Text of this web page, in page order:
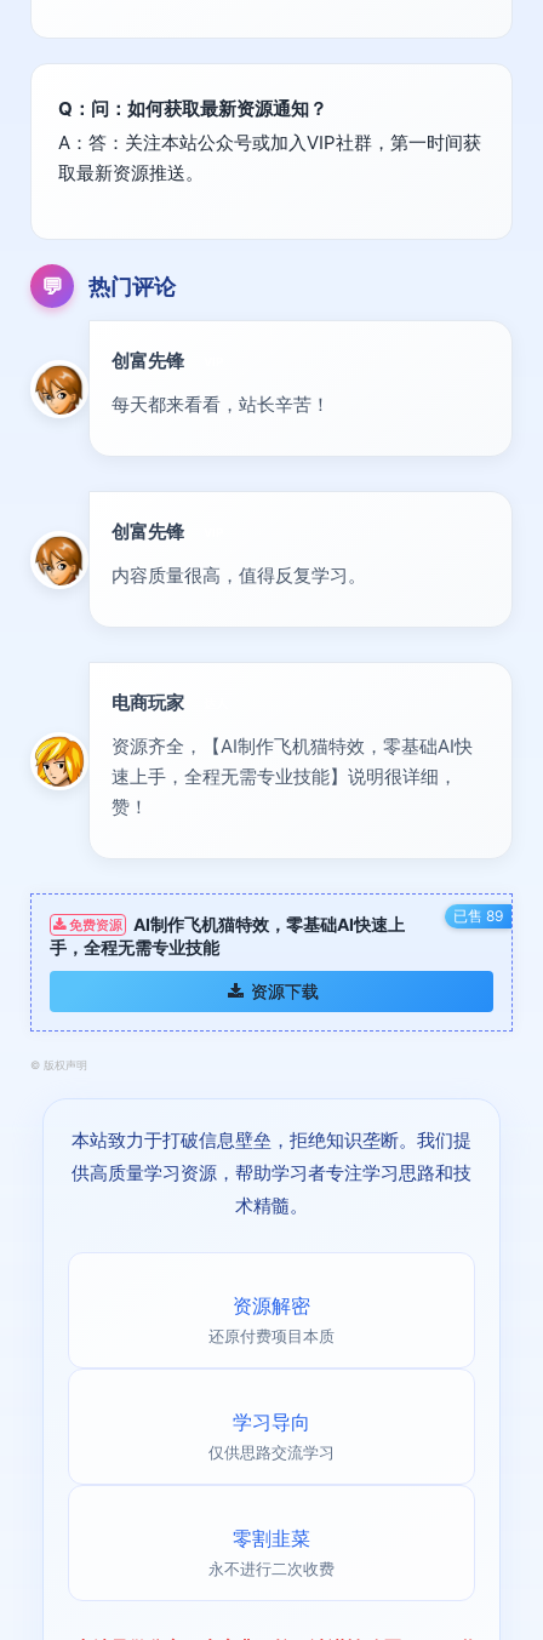
Q：问：如何获取最新资源通知？
A：答：关注本站公众号或加入VIP社群，第一时间获
取最新资源推送。
💬 热门评论
创富先锋
每天都来看看，站长辛苦！
创富先锋
内容质量很高，值得反复学习。
电商玩家
资源齐全，【AI制作飞机猫特效，零基础AI快
速上手，全程无需专业技能】说明很详细，
赞！
已售 89
免费资源
AI制作飞机猫特效，零基础AI快速上
手，全程无需专业技能
资源下载
© 版权声明
本站致力于打破信息壁垒，拒绝知识垄断。我们提
供高质量学习资源，帮助学习者专注学习思路和技
术精髓。
资源解密
还原付费项目本质
学习导向
仅供思路交流学习
零割韭菜
永不进行二次收费